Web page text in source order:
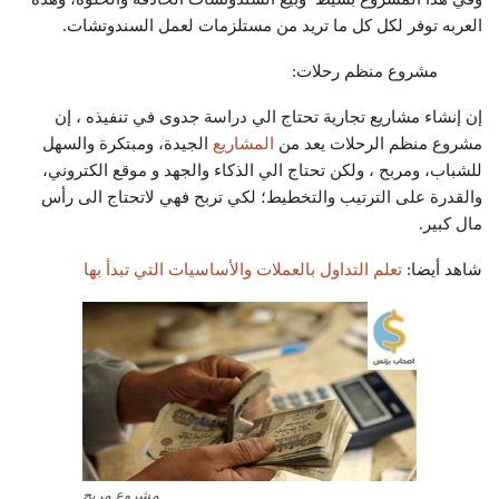
العربه توفر لكل كل ما تريد من مستلزمات لعمل السندوتشات.
مشروع منظم رحلات:
إن إنشاء مشاريع تجارية تحتاج الي دراسة جدوى في تنفيذه ، إن
مشروع منظم الرحلات يعد من
المشاريع الجيدة، ومبتكرة والسهل
للشباب، ومربح ، ولكن تحتاج الي الذكاء والجهد و موقع الكتروني،
والقدرة على الترتيب والتخطيط؛ لكي تربح فهي لاتحتاج الى رأس
مال كبير.
شاهد أيضا: تعلم التداول بالعملات والأساسيات التي تبدأ بها
مشروع مربح